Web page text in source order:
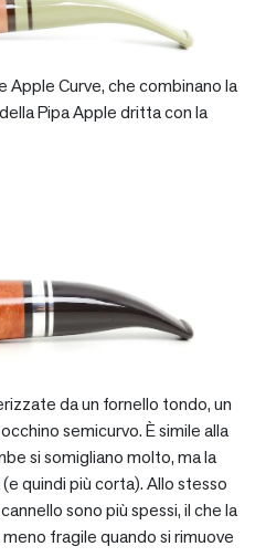
Apple Curve, che combinano la
Pipa Apple dritta con la
da un fornello tondo, un
semicurvo. È simile alla
si somigliano molto, ma la
quindi più corta). Allo stesso
sono più spessi, il che la
fragile quando si rimuove